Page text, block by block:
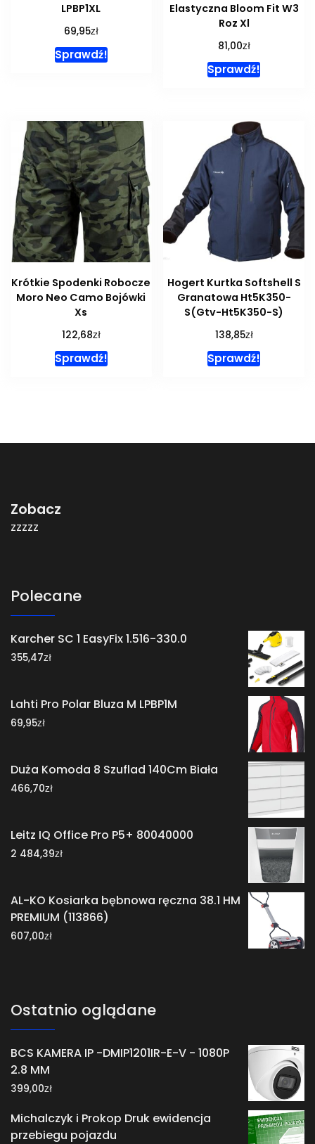
LPBP1XL
69,95zł
Sprawdź!
Elastyczna Bloom Fit W3
Roz Xl
81,00zł
Sprawdź!
Krótkie Spodenki Robocze
Moro Neo Camo Bojówki
Xs
122,68zł
Sprawdź!
Hogert Kurtka Softshell S
Granatowa Ht5K350-
S(Gtv-Ht5K350-S)
138,85zł
Sprawdź!
Zobacz
zzzzz
Polecane
Karcher SC 1 EasyFix 1.516-330.0
355,47zł
Lahti Pro Polar Bluza M LPBP1M
69,95zł
Duża Komoda 8 Szuflad 140Cm Biała
466,70zł
Leitz IQ Office Pro P5+ 80040000
2 484,39zł
AL-KO Kosiarka bębnowa ręczna 38.1 HM
PREMIUM (113866)
607,00zł
Ostatnio oglądane
BCS KAMERA IP -DMIP1201IR-E-V - 1080P
2.8 MM
399,00zł
Michalczyk i Prokop Druk ewidencja
przebiegu pojazdu